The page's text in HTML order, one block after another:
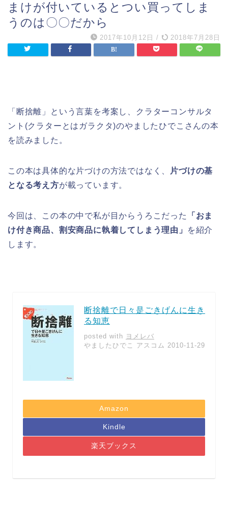
まけが付いているとつい買ってしま
うのは〇〇だから
2017年10月12日 / 2018年7月28日
「断捨離」という言葉を考案し、クラターコンサルタ
ント(クラターとはガラクタ)のやましたひでこさんの本
を読みました。
この本は具体的な片づけの方法ではなく、
片づけの基
となる考え方が載っています。
今回は、この本の中で私が目からうろこだった
「おま
け付き商品、割安商品に執着してしまう理由」
を紹介
します。
断捨離で日々是ごきげんに生き
る知恵
posted with ヨメレバ
やましたひでこ アスコム 2010-11-29
Amazon
Kindle
楽天ブックス